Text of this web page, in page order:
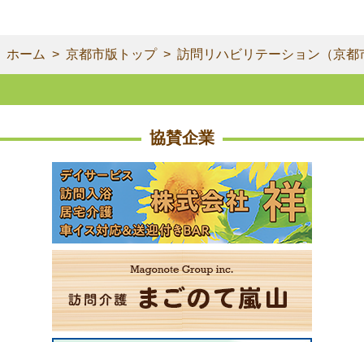
ホーム 京都市版トップ 訪問リハビリテーション（京都
協賛企業